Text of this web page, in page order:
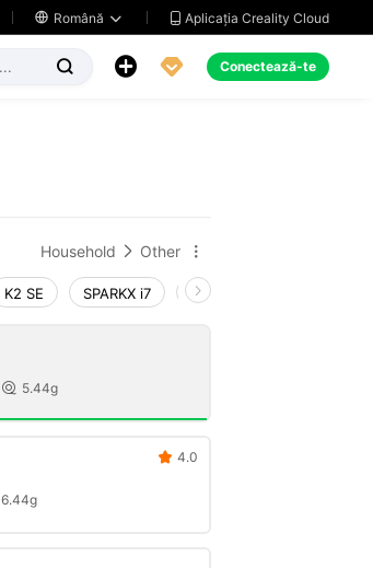
 Română   Aplicația Creality Cloud
   Conectează-te
Household  Other 
K2 SE SPARKX i7 Creality Hi
 5.44g
6.44g
 4.0